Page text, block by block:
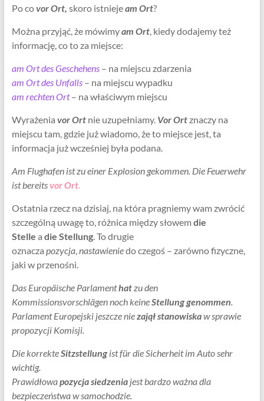
Po covor Ort, skoro istniejeam Ort?
Można przyjąć, że mówimyam Ort, kiedy dodajemy też
informację, co to za miejsce:
am Ort des Geschehens – na miejscu zdarzenia
am Ort des Unfalls – na miejscu wypadku
am rechten Ort – na właściwym miejscu
Wyrażenia vor Ortnie uzupełniamy. Vor Ortznaczy na
miejscu tam, gdzie już wiadomo, że to miejsce jest, ta
informacja już wcześniej była podana.
Am Flughafen ist zu einer Explosion gekommen. Die Feuerwehr
ist bereitsvor Ort.
Ostatnia rzecz na dzisiaj, na która pragniemy wam zwrócić
szczególną uwagę to, różnica między słowemdie
Stelle a die Stellung. To drugie
oznacza pozycja,nastawieniedo czegoś – zarówno fizyczne,
jaki w przenośni.
Das Europäische Parlamenthatzu den
Kommissionsvorschlägen noch keineStellung genommen.
Parlament Europejski jeszcze niezajął stanowiskaw sprawie
propozycji Komisji.
Die korrekteSitzstellungist für die Sicherheit im Auto sehr
wichtig.
Prawidłowapozycja siedzeniajest bardzo ważna dla
bezpieczeństwa w samochodzie.